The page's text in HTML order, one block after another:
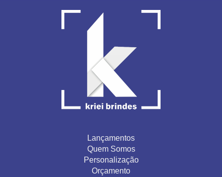
Lançamentos
Quem Somos
Personalização
Orçamento